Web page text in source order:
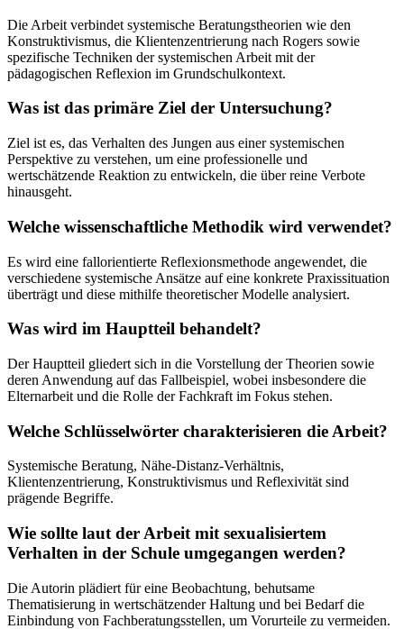
Die Arbeit verbindet systemische Beratungstheorien wie den
Konstruktivismus, die Klientenzentrierung nach Rogers sowie
spezifische Techniken der systemischen Arbeit mit der
pädagogischen Reflexion im Grundschulkontext.
Was ist das primäre Ziel der Untersuchung?
Ziel ist es, das Verhalten des Jungen aus einer systemischen
Perspektive zu verstehen, um eine professionelle und
wertschätzende Reaktion zu entwickeln, die über reine Verbote
hinausgeht.
Welche wissenschaftliche Methodik wird verwendet?
Es wird eine fallorientierte Reflexionsmethode angewendet, die
verschiedene systemische Ansätze auf eine konkrete Praxissituation
überträgt und diese mithilfe theoretischer Modelle analysiert.
Was wird im Hauptteil behandelt?
Der Hauptteil gliedert sich in die Vorstellung der Theorien sowie
deren Anwendung auf das Fallbeispiel, wobei insbesondere die
Elternarbeit und die Rolle der Fachkraft im Fokus stehen.
Welche Schlüsselwörter charakterisieren die Arbeit?
Systemische Beratung, Nähe-Distanz-Verhältnis,
Klientenzentrierung, Konstruktivismus und Reflexivität sind
prägende Begriffe.
Wie sollte laut der Arbeit mit sexualisiertem
Verhalten in der Schule umgegangen werden?
Die Autorin plädiert für eine Beobachtung, behutsame
Thematisierung in wertschätzender Haltung und bei Bedarf die
Einbindung von Fachberatungsstellen, um Vorurteile zu vermeiden.